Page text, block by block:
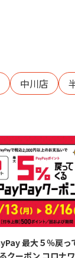
中川店
最大５％戻っ